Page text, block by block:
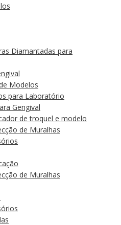
Diamantadas para
Modelos
para Laboratório
Gengival
de troquel e modelo
de Muralhas
de Muralhas